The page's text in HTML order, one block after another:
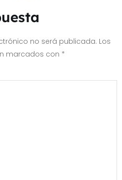
no será publicada. Los
marcados con *